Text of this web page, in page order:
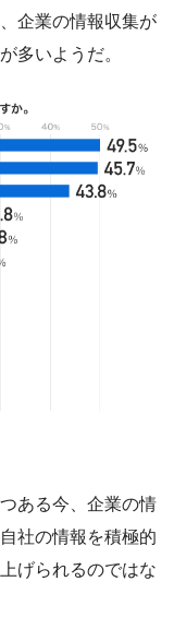
企業の情報収集が
多いようだ。
ある今、企業の情
社の情報を積極的
げられるのではな